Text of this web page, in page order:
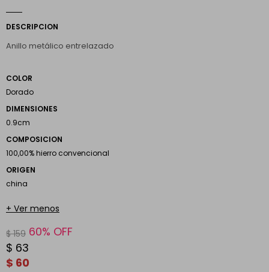
$ 63
$ 159 60
$ 60
Anillo metálico entrelazado
COLOR
Dorado
DIMENSIONES
0.9cm
COMPOSICION
100,00% hierro convencional
ORIGEN
china
+ Ver menos